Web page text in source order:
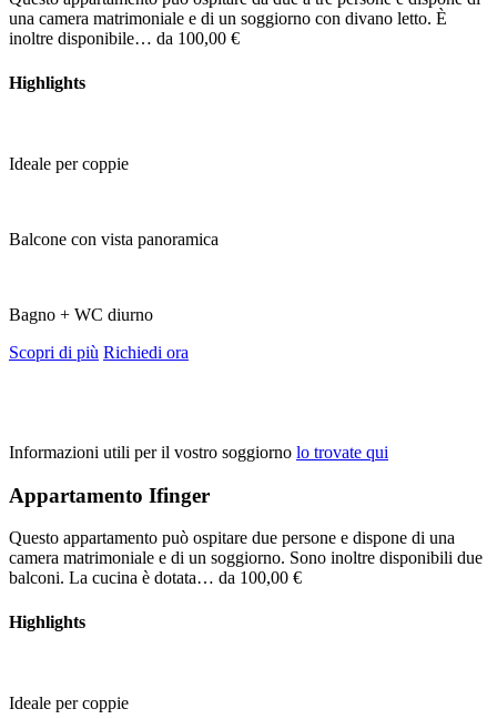
una camera matrimoniale e di un soggiorno con divano letto. È
inoltre disponibile… da 100,00 €
Highlights
Ideale per coppie
Balcone con vista panoramica
Bagno + WC diurno
Scopri di più Richiedi ora
Informazioni utili per il vostro soggiorno lo trovate qui
Appartamento Ifinger
Questo appartamento può ospitare due persone e dispone di una
camera matrimoniale e di un soggiorno. Sono inoltre disponibili due
balconi. La cucina è dotata… da 100,00 €
Highlights
Ideale per coppie